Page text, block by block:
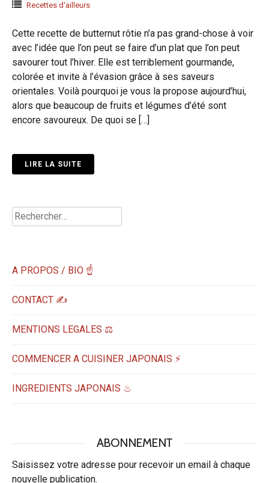
Recettes d'ailleurs
Cette recette de butternut rôtie n’a pas grand-chose à voir
avec l’idée que l’on peut se faire d’un plat que l’on peut
savourer tout l’hiver. Elle est terriblement gourmande,
colorée et invite à l’évasion grâce à ses saveurs
orientales. Voilà pourquoi je vous la propose aujourd’hui,
alors que beaucoup de fruits et légumes d’été sont
encore savoureux. De quoi se […]
LIRE LA SUITE
Rechercher :
A PROPOS / BIO ☝
CONTACT ✍️
MENTIONS LEGALES ⚖️
COMMENCER A CUISINER JAPONAIS ⚡
INGREDIENTS JAPONAIS ♨
ABONNEMENT
Saisissez votre adresse pour recevoir un email à chaque
nouvelle publication.